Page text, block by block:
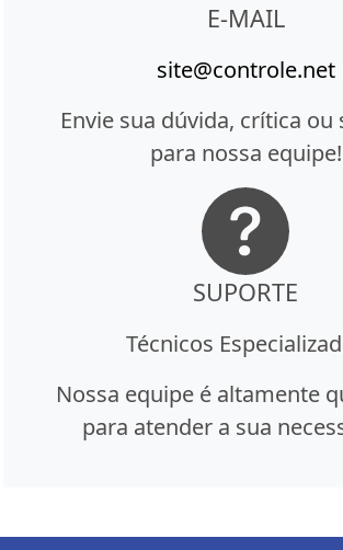
E-MAIL
site@controle.net
Envie sua dúvida, crítica ou
para nossa equipe!
SUPORTE
Técnicos
Nossa equipe é altamente
para atender a sua